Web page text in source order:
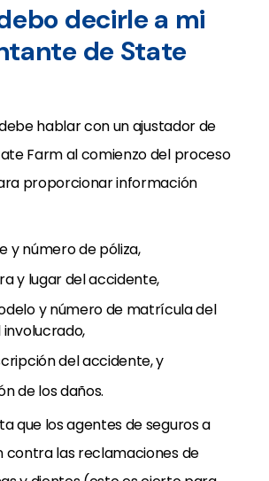
decirle a mi
de State
hablar con un ajustador de
Farm al comienzo del proceso
proporcionar información
y número de póliza,
y lugar del accidente,
y número de matrícula del
del accidente, y
de los daños.
que los agentes de seguros a
contra las reclamaciones de